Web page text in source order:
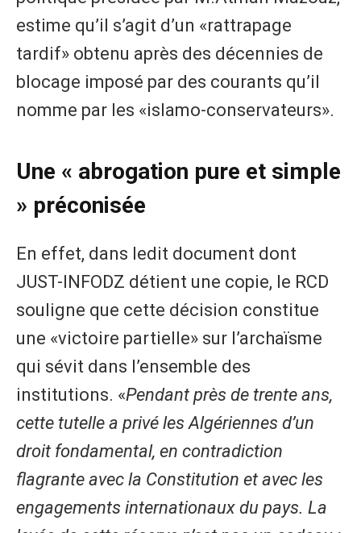
estime qu’il s’agit d’un «rattrapage
tardif» obtenu après des décennies de
blocage imposé par des courants qu’il
nomme par les «islamo-conservateurs».
Une « abrogation pure et simple
» préconisée
En effet, dans ledit document dont
JUST-INFODZ détient une copie, le RCD
souligne que cette décision constitue
une «victoire partielle» sur l’archaïsme
qui sévit dans l’ensemble des
institutions. «Pendant près de trente ans,
cette tutelle a privé les Algériennes d’un
droit fondamental, en contradiction
flagrante avec la Constitution et avec les
engagements internationaux du pays. La